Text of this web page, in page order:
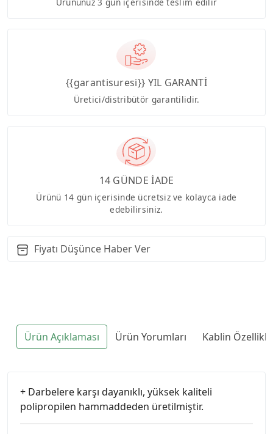
{{garantisuresi}} YIL GARANTİ
Üretici/distribütör garantilidir.
14 GÜNDE İADE
Ürünü 14 gün içerisinde ücretsiz ve kolayca iade
edebilirsiniz.
Fiyatı Düşünce Haber Ver
Ürün Açıklaması Ürün Yorumları Kablin
+ Darbelere karşı dayanıklı, yüksek kaliteli
polipropilen hammaddeden üretilmiştir.